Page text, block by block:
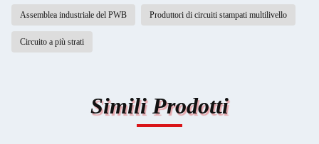
Assemblea industriale del PWB Produttori di circuiti stampati multilivello
Circuito a più strati
Simili Prodotti